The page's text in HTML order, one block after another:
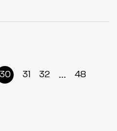
30 31 32 ... 48